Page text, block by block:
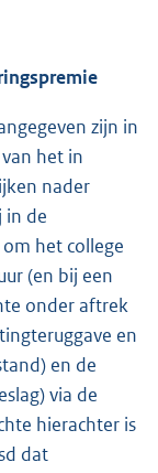
zijn in
het in
nader
in de
het college
(en bij een
onder aftrek
en
en de
via de
hierachter is
dat